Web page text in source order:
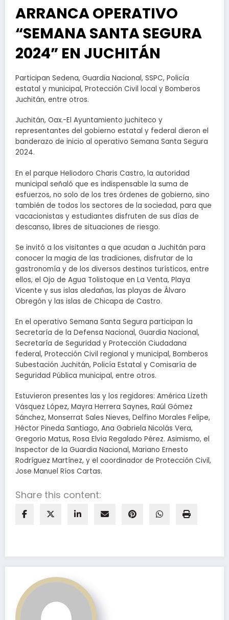
ARRANCA OPERATIVO
“SEMANA SANTA SEGURA
2024” EN JUCHITÁN
Participan Sedena, Guardia Nacional, SSPC, Policía
estatal y municipal, Protección Civil local y Bomberos
Juchitán, entre otros.
Juchitán, Oax.-El Ayuntamiento juchiteco y
representantes del gobierno estatal y federal dieron el
banderazo de inicio al operativo Semana Santa Segura
2024.
En el parque Heliodoro Charis Castro, la autoridad
municipal señaló que es indispensable la suma de
esfuerzos, no solo de los tres órdenes de gobierno, sino
también de todos los sectores de la sociedad, para que
vacacionistas y estudiantes disfruten de sus días de
descanso, libres de situaciones de riesgo.
Se invitó a los visitantes a que acudan a Juchitán para
conocer la magia de las tradiciones, disfrutar de la
gastronomía y de los diversos destinos turísticos, entre
ellos, el Ojo de Agua Tolistoque en La Venta, Playa
Vicente y sus islas aledañas, las playas de Álvaro
Obregón y las islas de Chicapa de Castro.
En el operativo Semana Santa Segura participan la
Secretaría de la Defensa Nacional, Guardia Nacional,
Secretaría de Seguridad y Protección Ciudadana
federal, Protección Civil regional y municipal, Bomberos
Subestación Juchitán, Policía Estatal y Comisaría de
Seguridad Pública municipal, entre otros.
Estuvieron presentes las y los regidores: América Lizeth
Vásquez López, Mayra Herrera Saynes, Raúl Gómez
Sánchez, Monserrat Sales Nieves, Delfino Morales Felipe,
Héctor Pineda Santiago, Ana Gabriela Nicolás Vera,
Gregorio Matus, Rosa Elvia Regalado Pérez. Asimismo, el
Inspector de la Guardia Nacional, Mariano Ernesto
Rodríguez Martínez, y el coordinador de Protección Civil,
Jose Manuel Ríos Cartas.
Share this content: